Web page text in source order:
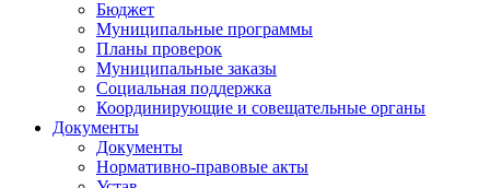
Бюджет
Муниципальные программы
Планы проверок
Муниципальные заказы
Социальная поддержка
Координирующие и совещательные органы
Документы
Документы
Нормативно-правовые акты